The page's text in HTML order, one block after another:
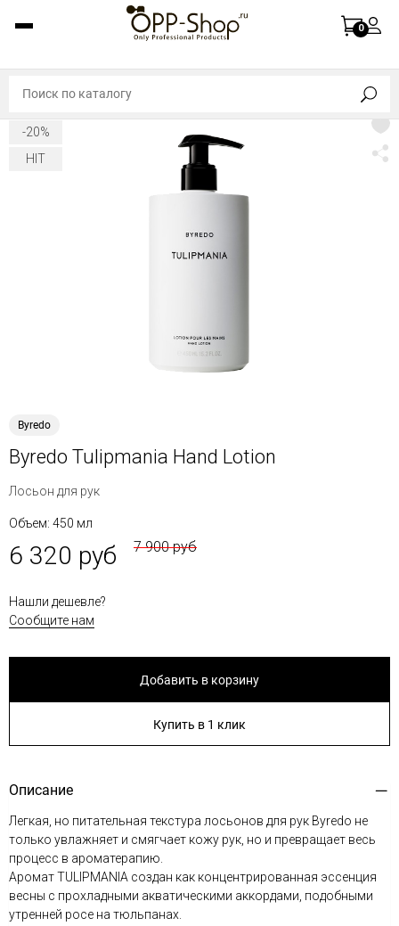
0
-20%
HIT
Byredo
Byredo Tulipmania Hand Lotion
Лосьон для рук
Объем: 450 мл
6 320 руб 7 900 руб
Нашли дешевле?
Сообщите нам
Добавить в корзину
Купить в 1 клик
Описание
Легкая, но питательная текстура лосьонов для рук Byredo не
только увлажняет и смягчает кожу рук, но и превращает весь
процесс в ароматерапию.
Аромат TULIPMANIA создан как концентрированная эссенция
весны с прохладными акватическими аккордами, подобными
утренней росе на тюльпанах.